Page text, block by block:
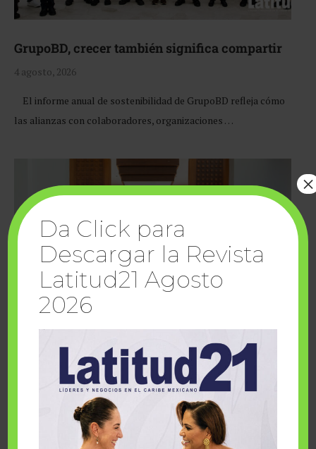
GrupoBD, crecer también significa compartir
4 agosto, 2026
El informe anual de sostenibilidad de GrupoBD refleja cómo
las alianzas con colaboradores, organizaciones …
Cuando la solidaridad inspira; cumplen
sueños Fairmont Mayakoba y Make-A-Wish
Da Click para
Descargar la Revista
Latitud21 Agosto
2026
×